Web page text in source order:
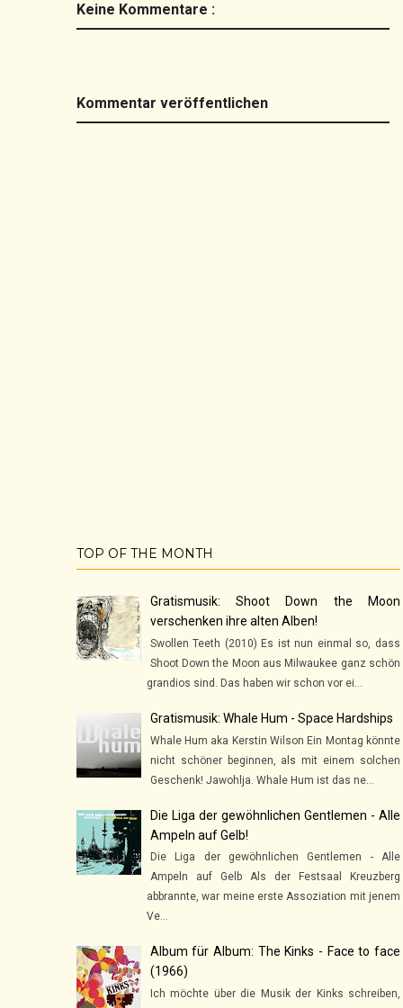
Keine Kommentare :
Kommentar veröffentlichen
TOP OF THE MONTH
Gratismusik: Shoot Down the Moon
verschenken ihre alten Alben!
Swollen Teeth (2010) Es ist nun einmal so, dass
Shoot Down the Moon aus Milwaukee ganz schön
grandios sind. Das haben wir schon vor ei...
Gratismusik: Whale Hum - Space Hardships
Whale Hum aka Kerstin Wilson Ein Montag könnte
nicht schöner beginnen, als mit einem solchen
Geschenk! Jawohlja. Whale Hum ist das ne...
Die Liga der gewöhnlichen Gentlemen - Alle
Ampeln auf Gelb!
Die Liga der gewöhnlichen Gentlemen - Alle
Ampeln auf Gelb Als der Festsaal Kreuzberg
abbrannte, war meine erste Assoziation mit jenem
Ve...
Album für Album: The Kinks - Face to face
(1966)
Ich möchte über die Musik der Kinks schreiben,